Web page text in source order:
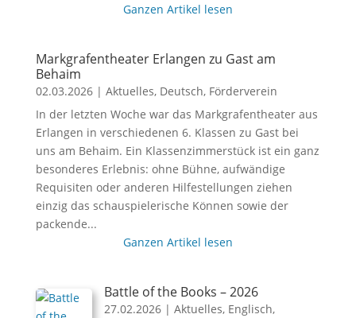
Ganzen Artikel lesen
Markgrafentheater Erlangen zu Gast am
Behaim
02.03.2026| Aktuelles, Deutsch, Förderverein
In der letzten Woche war das Markgrafentheater aus
Erlangen in verschiedenen 6. Klassen zu Gast bei
uns am Behaim. Ein Klassenzimmerstück ist ein ganz
besonderes Erlebnis: ohne Bühne, aufwändige
Requisiten oder anderen Hilfestellungen ziehen
einzig das schauspielerische Können sowie der
packende...
Ganzen Artikel lesen
Battle of the Books – 2026
27.02.2026 |Aktuelles, Englisch,